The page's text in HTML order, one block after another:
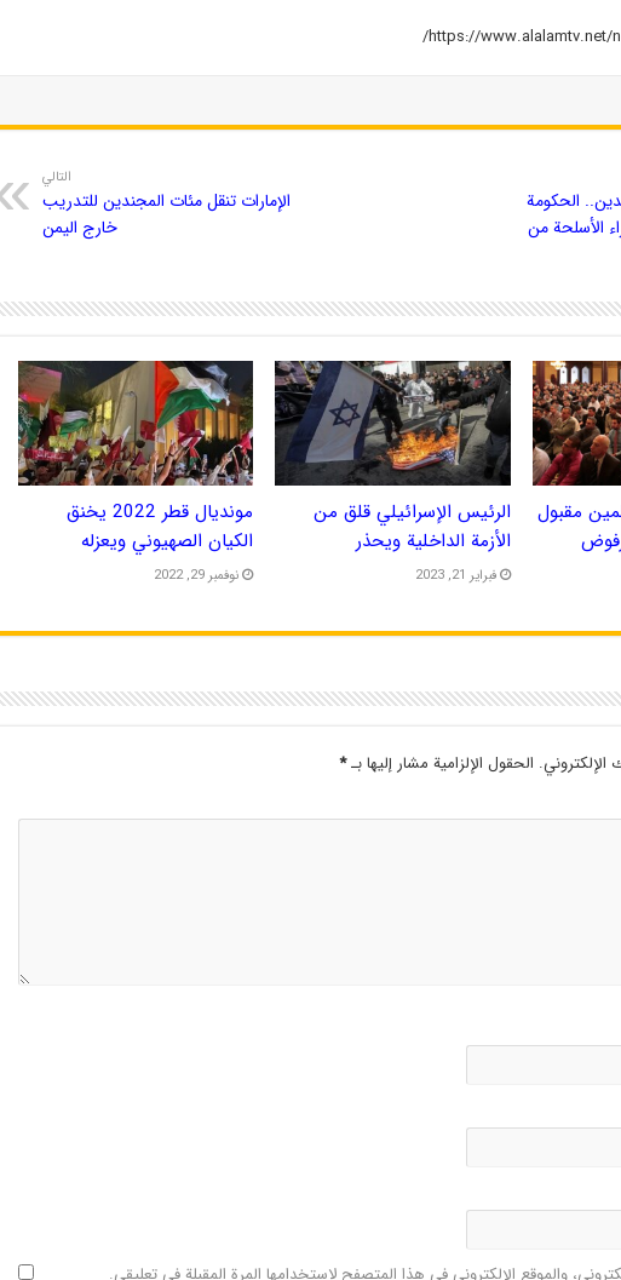
الحكومة
الأسلحة من
التالي
الإمارات تنقل مئات المجندين للتدريب
خارج اليمن
مقبول
الرئيس الإسرائيلي قلق من
الأزمة الداخلية ويحذر
فبراير 21, 2023
مونديال قطر 2022 يخنق
الكيان الصهيوني ويعزله
نوفمبر 29, 2022
الحقول الإلزامية مشار إليها بـ*
والموقع الإلكتروني في هذا المتصفح لاستخدامها المرة المقبلة في تعليقي.